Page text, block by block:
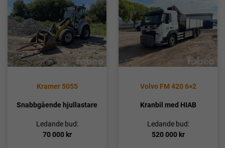
Kramer 5055
Snabbgående hjullastare
Ledande bud:
70 000 kr
Volvo FM 420 6×2
Kranbil med HIAB
Ledande bud:
520 000 kr